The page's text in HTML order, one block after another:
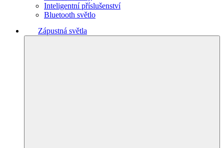
Inteligentní příslušenství
Bluetooth světlo
Zápustná světla